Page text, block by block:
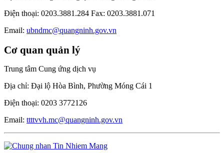
Điện thoại: 0203.3881.284 Fax: 0203.3881.071
Email: ubndmc@quangninh.gov.vn
Cơ quan quản lý
Trung tâm Cung ứng dịch vụ
Địa chỉ: Đại lộ Hòa Bình, Phường Móng Cái 1
Điện thoại: 0203 3772126
Email: ttttvvh.mc@quangninh.gov.vn